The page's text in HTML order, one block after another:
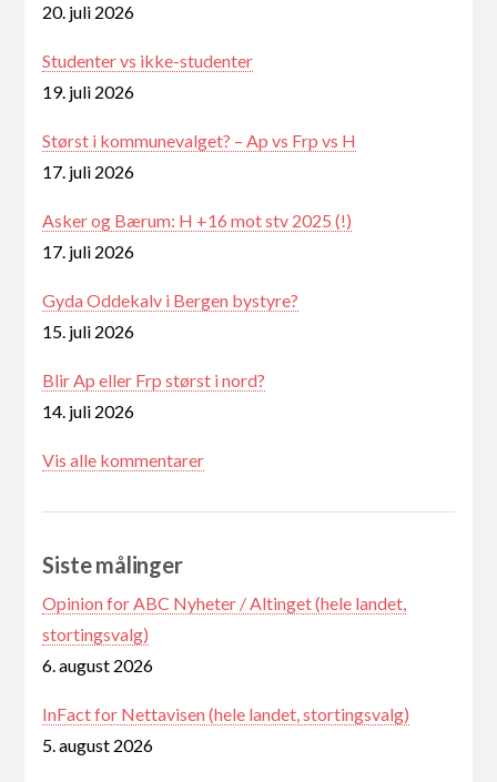
20. juli 2026
Studenter vs ikke-studenter
19. juli 2026
Størst i kommunevalget? – Ap vs Frp vs H
17. juli 2026
Asker og Bærum: H +16 mot stv 2025 (!)
17. juli 2026
Gyda Oddekalv i Bergen bystyre?
15. juli 2026
Blir Ap eller Frp størst i nord?
14. juli 2026
Vis alle kommentarer
Siste målinger
Opinion for ABC Nyheter / Altinget (hele landet,
stortingsvalg)
6. august 2026
InFact for Nettavisen (hele landet, stortingsvalg)
5. august 2026